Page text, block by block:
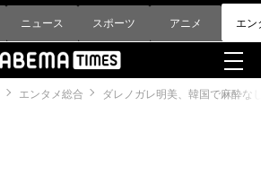
ニュース スポーツ アニメ エン
エンタメ総合 ダレノガレ明美、韓国で麻酔な